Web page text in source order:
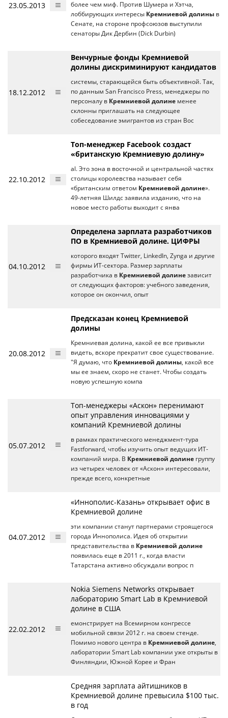
23.05.2013
более чем миф. Против Шумера и Хэтча,
лоббирующих интересы Кремниевой долины в
Сенате, на стороне профсоюзов выступили
сенаторы Дик Дербин (Dick Durbin)
18.12.2012
Венчурные фонды Кремниевой
долины дискриминируют кандидатов
системы, старающейся быть объективной. Так,
по данным Sаn Francisco Press, менеджеры по
персоналу в Кремниевой долине менее
склонны приглашать на следующее
собеседование эмигрантов из стран Вос
22.10.2012
Топ-менеджер Facebook создаст
«британскую Кремниевую долину»
al. Это зона в восточной и центральной частях
столицы королевства называет себя
«британским ответом Кремниевой долине».
49-летняя Шилдс заявила изданию, что на
новое место работы выходит с янва
04.10.2012
Определена зарплата разработчиков
ПО в Кремниевой долине. ЦИФРЫ
которого входят Twitter, LinkedIn, Zynga и другие
фирмы ИТ-сектора. Размер зарплаты
разработчика в Кремниевой долине зависит
от следующих факторов: учебного заведения,
которое он окончил, опыт
20.08.2012
Предсказан конец Кремниевой
долины
Кремниевая долина, какой ее все привыкли
видеть, вскоре прекратит свое существование.
"Я думаю, что Кремниевой долины, какой все
мы ее знаем, скоро не станет. Чтобы создать
новую успешную компа
05.07.2012
Топ-менеджеры «Аскон» перенимают
опыт управления инновациями у
компаний Кремниевой долины
в рамках практического менеджмент-тура
Fastforward, чтобы изучить опыт ведущих ИТ-
компаний мира. В Кремниевой долине группу
из четырех человек от «Аскон» интересовали,
прежде всего, конкретные
04.07.2012
«Иннополис-Казань» открывает офис в
Кремниевой долине
эти компании станут партнерами строящегося
города Иннополиса. Идея об открытии
представительства в Кремниевой долине
появилась еще в 2011 г., когда власти
Татарстана активно обсуждали вопрос п
22.02.2012
Nokia Siemens Networks открывает
лабораторию Smart Lab в Кремниевой
долине в США
емонстрирует на Всемирном конгрессе
мобильной связи 2012 г. на своем стенде.
Помимо нового центра в Кремниевой долине,
лаборатории Smart Lab компании уже открыты в
Финляндии, Южной Корее и Фран
Средняя зарплата айтишников в
Кремниевой долине превысила $100 тыс.
в год